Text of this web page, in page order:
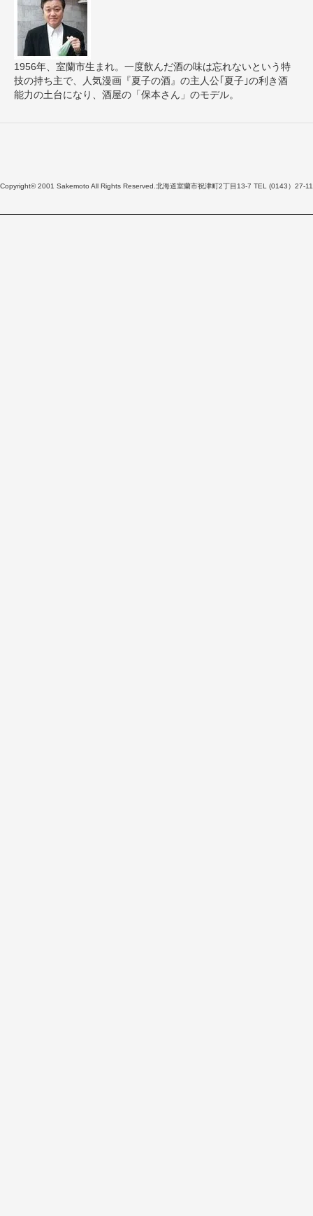
1956年、室蘭市生まれ。一度飲んだ酒の味は忘れないという特
技の持ち主で、人気漫画『夏子の酒』の主人公｢夏子｣の利き酒
能力の土台になり、酒屋の「保本さん」のモデル。
Copyright© 2001 Sakemoto All Rights Reserved.北海道室蘭市祝津町2丁目13-7 TEL (0143）27-